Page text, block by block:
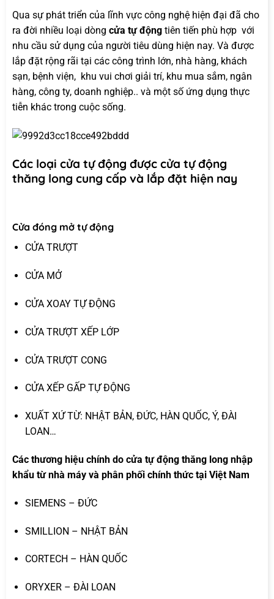
Qua sự phát triển của lĩnh vực công nghệ hiện đại đã cho
ra đời nhiều loại dòng cửa tự động tiên tiến phù hợp với
nhu cầu sử dụng của người tiêu dùng hiện nay. Và được
lắp đặt rộng rãi tại các công trình lớn, nhà hàng, khách
sạn, bệnh viện, khu vui chơi giải trí, khu mua sắm, ngân
hàng, công ty, doanh nghiệp.. và một số ứng dụng thực
tiễn khác trong cuộc sống.
Các loại cửa tự động được cửa tự động
thăng long cung cấp và lắp đặt hiện nay
Cửa đóng mở tự động
CỬA TRƯỢT
CỬA MỞ
CỬA XOAY TỰ ĐỘNG
CỬA TRƯỢT XẾP LỚP
CỬA TRƯỢT CONG
CỬA XẾP GẤP TỰ ĐỘNG
XUẤT XỨ TỪ: NHẬT BẢN, ĐỨC, HÀN QUỐC, Ý, ĐÀI
LOAN…
Các thương hiệu chính do cửa tự động thăng long nhập
khẩu từ nhà máy và phân phối chính thức tại Việt Nam
SIEMENS – ĐỨC
SMILLION – NHẬT BẢN
CORTECH – HÀN QUỐC
ORYXER – ĐÀI LOAN